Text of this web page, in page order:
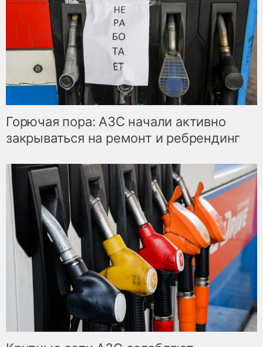
Горючая пора: АЗС начали активно
закрываться на ремонт и ребрендинг